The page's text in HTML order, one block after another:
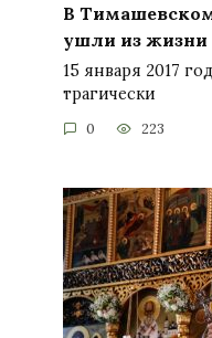
В
ушли из жизни
15 января 2017
трагически
0 223